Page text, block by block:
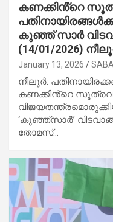
കണക്കിൻ്റെ
കുഞ്ഞ് സാർ
(14/01/2026)
January 13, 2026
നീലൂർ:
കണക്കിൻ്റെ
‘കുഞ്ഞ്സാർ’
തോമസ്…